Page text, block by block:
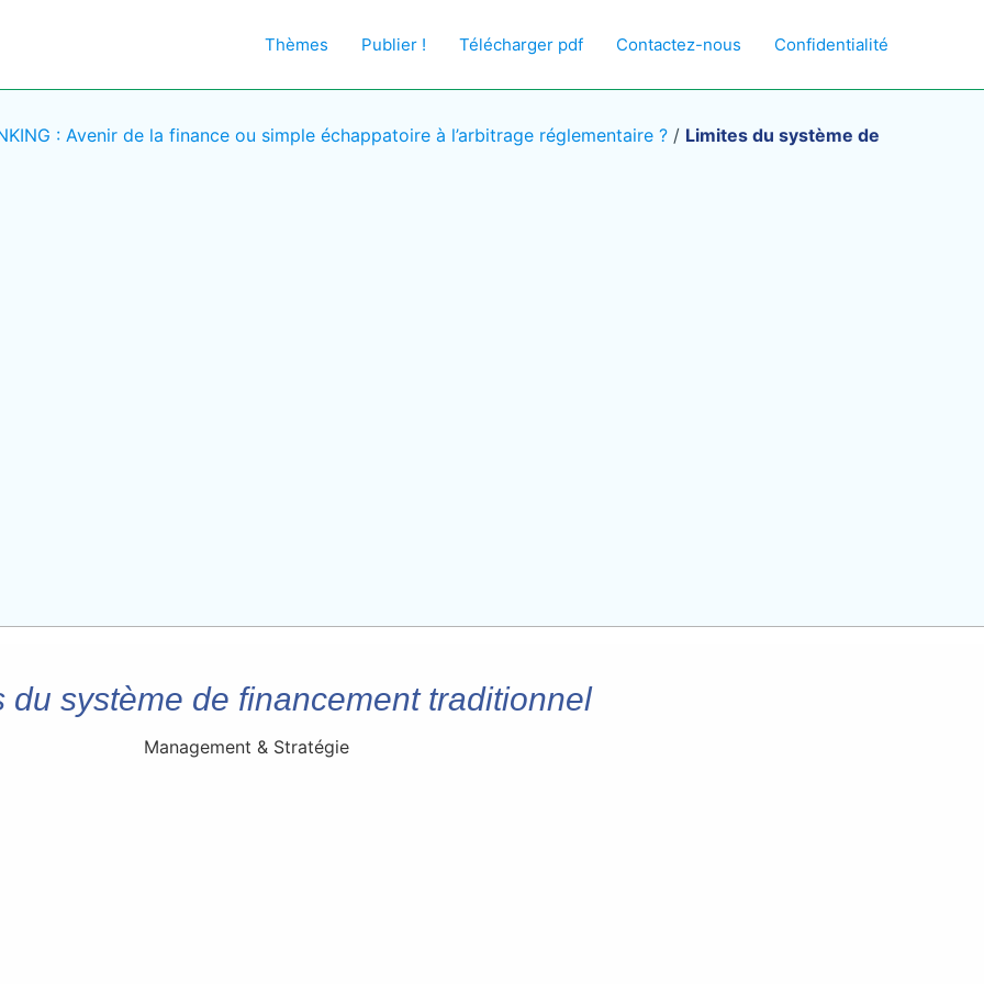
Thèmes Publier ! Télécharger pdf Contactez-nous Confidentialité
: Avenir de la finance ou simple échappatoire à l’arbitrage réglementaire ? / Limites du système de
du système de financement traditionnel
Management & Stratégie